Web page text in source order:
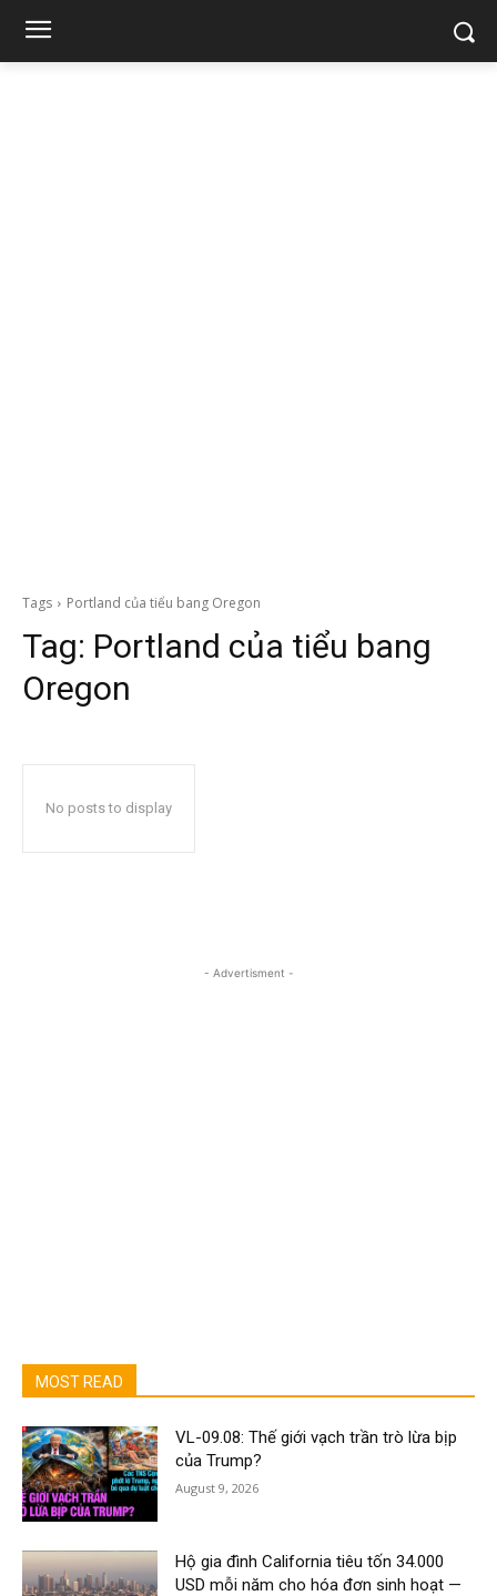
Tags Portland của tiểu bang Oregon
Tag: Portland của tiểu bang
Oregon
No posts to display
- Advertisment -
MOST READ
VL-09.08: Thế giới vạch trần trò lừa bịp
của Trump?
August 9, 2026
Hộ gia đình California tiêu tốn 34.000
USD mỗi năm cho hóa đơn sinh hoạt —